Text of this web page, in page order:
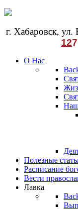
г. Хабаровск,
127
О Нас
Полезные
Расписание
Вести
Лавка